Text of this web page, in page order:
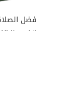
فضل
إليك هذا